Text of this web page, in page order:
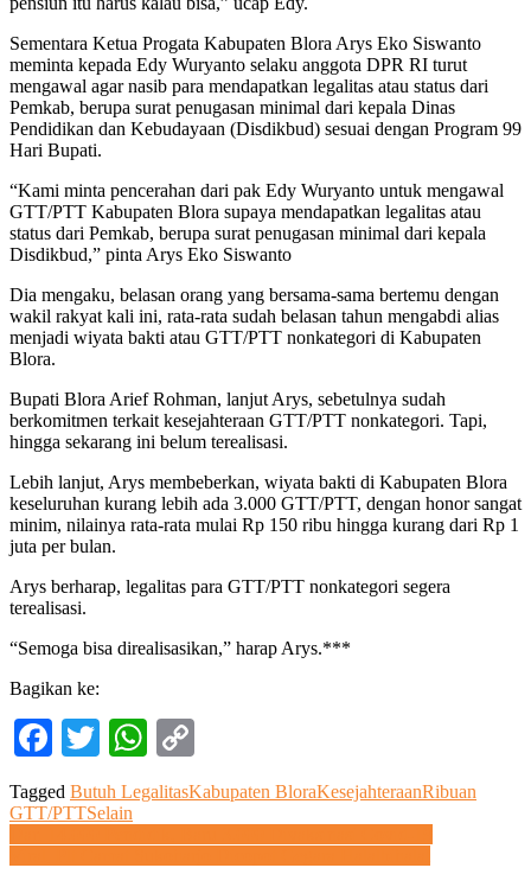
Sementara Ketua Progata Kabupaten Blora Arys Eko Siswanto
meminta kepada Edy Wuryanto selaku anggota DPR RI turut
mengawal agar nasib para mendapatkan legalitas atau status dari
Pemkab, berupa surat penugasan minimal dari kepala Dinas
Pendidikan dan Kebudayaan (Disdikbud) sesuai dengan Program 99
Hari Bupati.
“Kami minta pencerahan dari pak Edy Wuryanto untuk mengawal
GTT/PTT Kabupaten Blora supaya mendapatkan legalitas atau
status dari Pemkab, berupa surat penugasan minimal dari kepala
Disdikbud,” pinta Arys Eko Siswanto
Dia mengaku, belasan orang yang bersama-sama bertemu dengan
wakil rakyat kali ini, rata-rata sudah belasan tahun mengabdi alias
menjadi wiyata bakti atau GTT/PTT nonkategori di Kabupaten
Blora.
Bupati Blora Arief Rohman, lanjut Arys, sebetulnya sudah
berkomitmen terkait kesejahteraan GTT/PTT nonkategori. Tapi,
hingga sekarang ini belum terealisasi.
Lebih lanjut, Arys membeberkan, wiyata bakti di Kabupaten Blora
keseluruhan kurang lebih ada 3.000 GTT/PTT, dengan honor sangat
minim, nilainya rata-rata mulai Rp 150 ribu hingga kurang dari Rp 1
juta per bulan.
Arys berharap, legalitas para GTT/PTT nonkategori segera
terealisasi.
“Semoga bisa direalisasikan,” harap Arys.***
Bagikan ke:
Facebook
TwitterWhatsApp
Link
Tagged Butuh LegalitasKabupaten BloraKesejahteraanRibuan
GTT/PTTSelain
Navigasi
pos